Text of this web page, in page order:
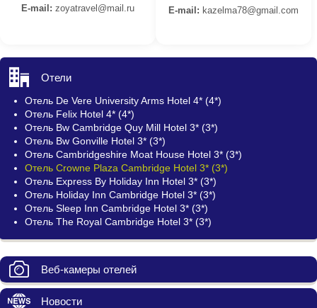
E-mail: zoyatravel@mail.ru
E-mail: kazelma78@gmail.com
Отели
Отель De Vere University Arms Hotel 4* (4*)
Отель Felix Hotel 4* (4*)
Отель Bw Cambridge Quy Mill Hotel 3* (3*)
Отель Bw Gonville Hotel 3* (3*)
Отель Cambridgeshire Moat House Hotel 3* (3*)
Отель Crowne Plaza Cambridge Hotel 3* (3*)
Отель Express By Holiday Inn Hotel 3* (3*)
Отель Holiday Inn Cambridge Hotel 3* (3*)
Отель Sleep Inn Cambridge Hotel 3* (3*)
Отель The Royal Cambridge Hotel 3* (3*)
Веб-камеры отелей
Новости